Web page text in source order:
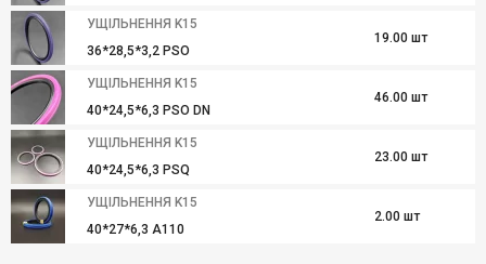
УЩІЛЬНЕННЯ K15
36*28,5*3,2 PSO
19.00 шт
УЩІЛЬНЕННЯ K15
40*24,5*6,3 PSO DN
46.00 шт
УЩІЛЬНЕННЯ K15
40*24,5*6,3 PSQ
23.00 шт
УЩІЛЬНЕННЯ K15
40*27*6,3 A110
2.00 шт